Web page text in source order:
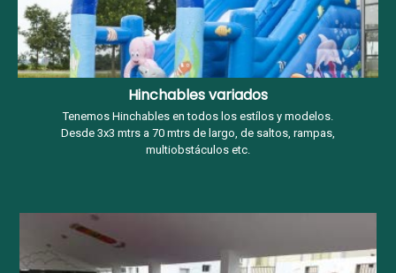
Hinchables variados
Tenemos Hinchables en todos los estílos y modelos.
Desde 3x3 mtrs a 70 mtrs de largo, de saltos, rampas,
multiobstáculos etc.